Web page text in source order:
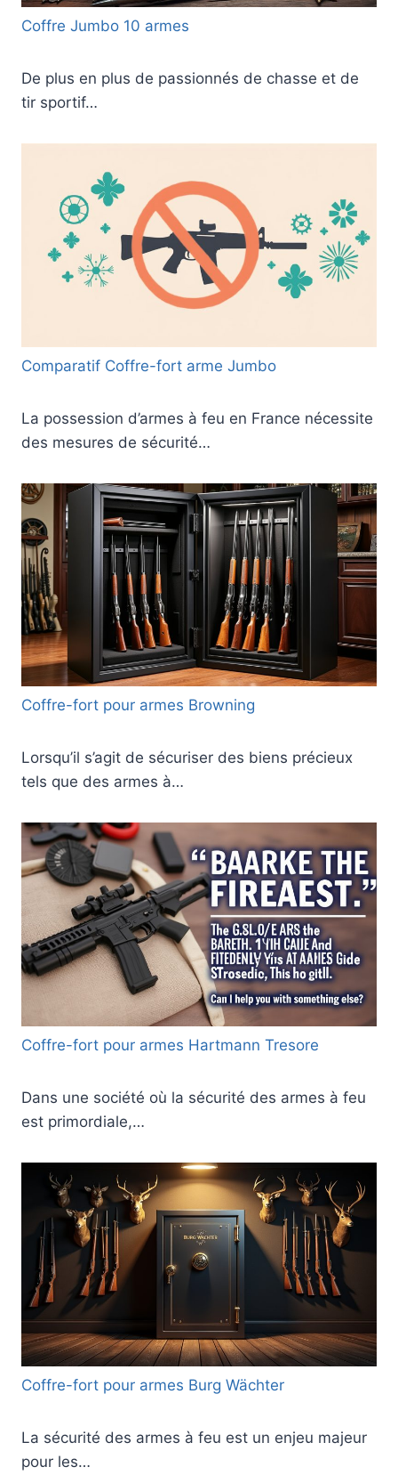
Coffre Jumbo 10 armes
De plus en plus de passionnés de chasse et de
tir sportif…
Comparatif Coffre-fort arme Jumbo
La possession d’armes à feu en France nécessite
des mesures de sécurité…
Coffre-fort pour armes Browning
Lorsqu’il s’agit de sécuriser des biens précieux
tels que des armes à…
Coffre-fort pour armes Hartmann Tresore
Dans une société où la sécurité des armes à feu
est primordiale,…
Coffre-fort pour armes Burg Wächter
La sécurité des armes à feu est un enjeu majeur
pour les…